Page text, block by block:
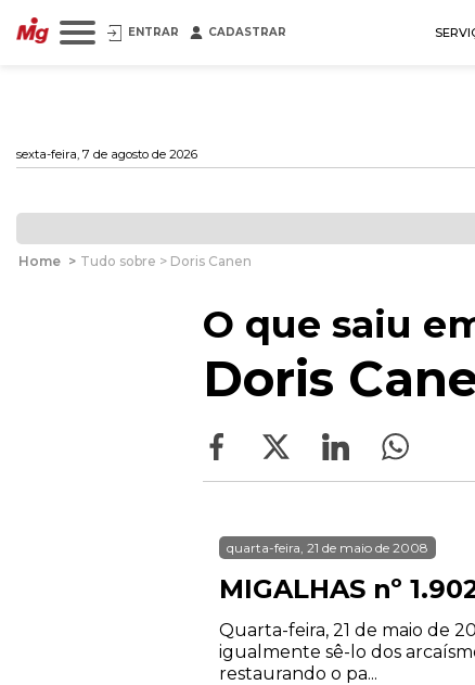
ENTRAR CADASTRAR
sexta-feira, 7 de agosto de 2026
Home > Tudo sobre > Doris Canen
O que saiu
Doris
quarta-feira, 21 de maio de 2008
MIGALHAS nº
Quarta-feira, 21 de maio de
igualmente sê-lo dos
restaurando o pa...